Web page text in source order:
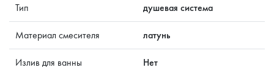
Тип душевая система
Материал смесителя латунь
Излив для ванны Нет